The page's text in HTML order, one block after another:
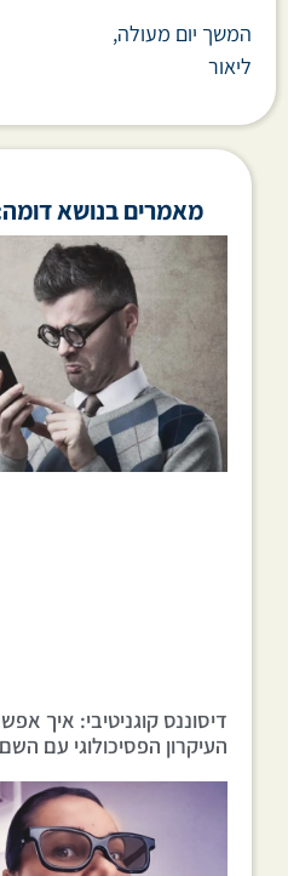
המשך יום מעולה,
ליאור
מאמרים בנושא
דיסוננס קוגניטיבי: איך
העיקרון הפסיכולוגי עם